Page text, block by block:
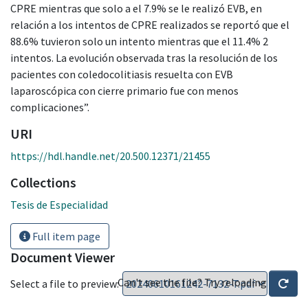
CPRE mientras que solo a el 7.9% se le realizó EVB, en
relación a los intentos de CPRE realizados se reportó que el
88.6% tuvieron solo un intento mientras que el 11.4% 2
intentos. La evolución observada tras la resolución de los
pacientes con coledocolitiasis resuelta con EVB
laparoscópica con cierre primario fue con menos
complicaciones”.
URI
https://hdl.handle.net/20.500.12371/21455
Collections
Tesis de Especialidad
Full item page
Document Viewer
Select a file to preview:Can't see the file? Try reloading